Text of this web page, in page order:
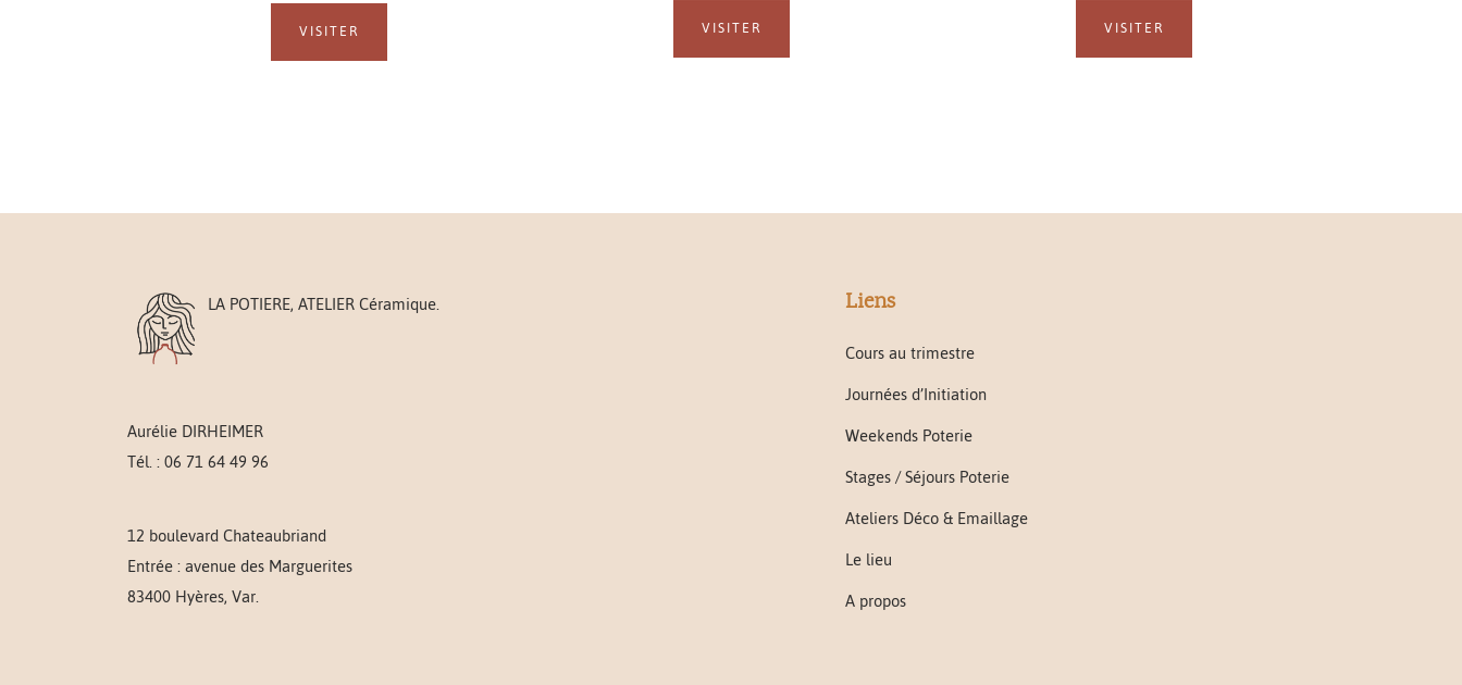
VISITER VISITER VISITER
LA POTIERE, ATELIER Céramique.
Aurélie DIRHEIMER
Tél. : 06 71 64 49 96
12 boulevard Chateaubriand
Entrée : avenue des Marguerites
83400 Hyères, Var.
Liens
Cours au trimestre
Journées d’Initiation
Weekends Poterie
Stages / Séjours Poterie
Ateliers Déco & Emaillage
Le lieu
A propos